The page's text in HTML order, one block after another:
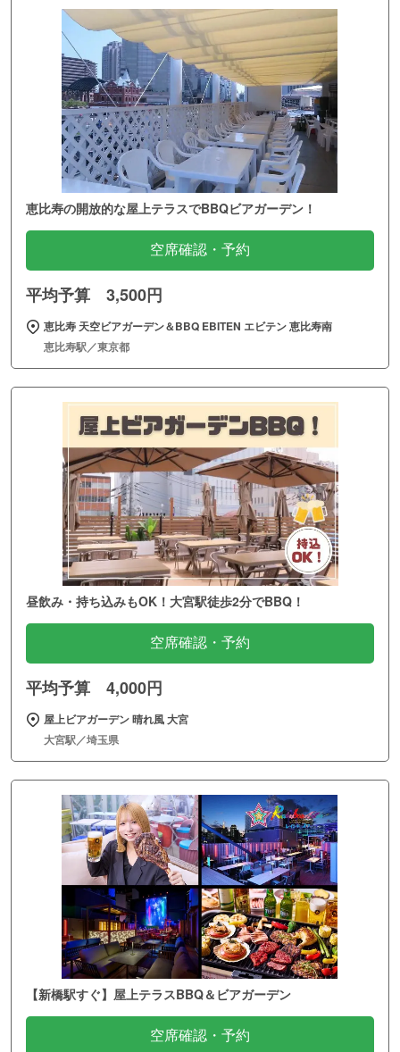
恵比寿の開放的な屋上テラスでBBQビアガーデン！
空席確認・予約
平均予算 3,500円
恵比寿 天空ビアガーデン＆BBQ EBITEN エビテン 恵比寿南
恵比寿駅／東京都
昼飲み・持ち込みもOK！大宮駅徒歩2分でBBQ！
空席確認・予約
平均予算 4,000円
屋上ビアガーデン 晴れ風 大宮
大宮駅／埼玉県
【新橋駅すぐ】屋上テラスBBQ＆ビアガーデン
空席確認・予約